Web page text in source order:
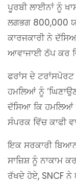
ਪੂਰਬੀ ਲਾਈਨਾਂ ਨੂੰ
ਲਗਭਗ 800,000
ਕਾਰਜਕਾਰੀ ਨੇ
ਆਵਾਜਾਈ ਠੱਪ ਕਰ
ਫਰਾਂਸ ਦੇ
ਹਮਲਿਆਂ ਨੂੰ
ਦੱਸਿਆ ਕਿ ਹਮਲਿਆਂ
ਸੰਪਰਕ ਵਿੱਚ ਕਾਫੀ
ਇਕ ਸਰਕਾਰੀ
ਸਾਜ਼ਿਸ਼ ਨੂੰ ਨਾਕਾਮ
ਰੱਖਦੇ ਹੋਏ, SNCF